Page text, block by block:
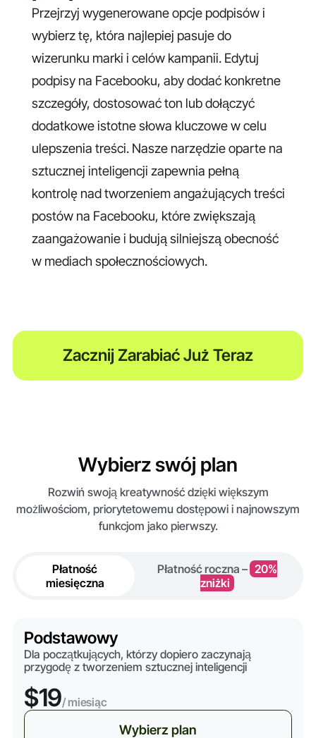
Przejrzyj wygenerowane opcje podpisów i
wybierz tę, która najlepiej pasuje do
wizerunku marki i celów kampanii. Edytuj
podpisy na Facebooku, aby dodać konkretne
szczegóły, dostosować ton lub dołączyć
dodatkowe istotne słowa kluczowe w celu
ulepszenia treści. Nasze narzędzie oparte na
sztucznej inteligencji zapewnia pełną
kontrolę nad tworzeniem angażujących treści
postów na Facebooku, które zwiększają
zaangażowanie i budują silniejszą obecność
w mediach społecznościowych.
Zacznij Zarabiać Już Teraz
Wybierz swój plan
Rozwiń swoją kreatywność dzięki większym
możliwościom, priorytetowemu dostępowi i najnowszym
funkcjom jako pierwszy.
Płatność
miesięczna
Płatność roczna – 20%
zniżki
Podstawowy
Dla początkujących, którzy dopiero zaczynają
przygodę z tworzeniem sztucznej inteligencji
$19/ miesiąc
Wybierz plan